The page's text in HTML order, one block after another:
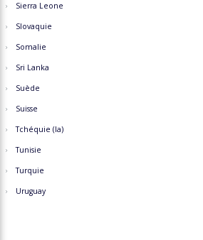
Sierra Leone
Slovaquie
Somalie
Sri Lanka
Suède
Suisse
Tchéquie (la)
Tunisie
Turquie
Uruguay